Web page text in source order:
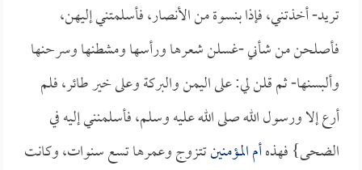
تريد- أخذتني، فإذا بنسوة من الأنصار، فأسلمتني إليهن،
فأصلحن من شأني -غسلن شعرها ورأسها ومشطنها وسرحنها
وألبسنها- ثم قلن لي: على اليمن والبركة وعلى خير طائر، فلم
أرع إلا ورسول الله صلى الله عليه وسلم، فأسلمنني إليه في
الضحى} فهذهأم المؤمنينتتزوج وعمرها تسع سنوات، وكانت